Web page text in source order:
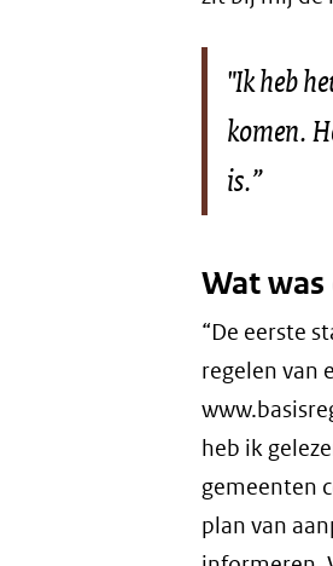
"Ik heb
komen.
is.”
Wat was
“De eerste
regelen van
heb ik
gemeenten
plan van